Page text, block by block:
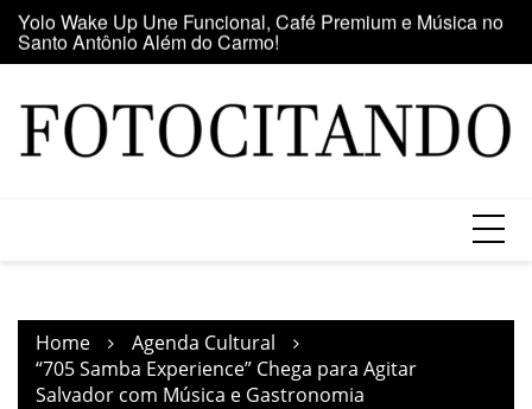
Skip
content
Maior clube de vinil da América Latina participa da Feira
do Vinil no Shopping Center Lapa
Home
Agenda Cultural
“705 Samba Experience” Chega para Agitar
Salvador com Música e Gastronomia